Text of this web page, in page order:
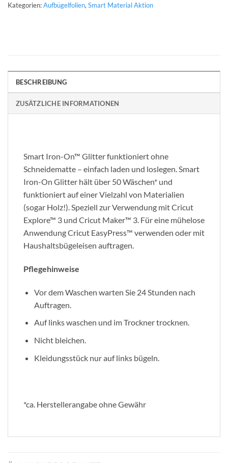
Kategorien:Aufbügelfolien, Smart Material Aktion
BESCHREIBUNG
ZUSÄTZLICHE INFORMATIONEN
Smart Iron-On™ Glitter funktioniert ohne
Schneidematte – einfach laden und loslegen. Smart
Iron-On Glitter hält über 50 Wäschen* und
funktioniert auf einer Vielzahl von Materialien
(sogar Holz!). Speziell zur Verwendung mit Cricut
Explore™ 3 und Cricut Maker™ 3. Für eine mühelose
Anwendung Cricut EasyPress™ verwenden oder mit
Haushaltsbügeleisen auftragen.
Pflegehinweise
Vor dem Waschen warten Sie 24 Stunden nach
Auftragen.
Auf links waschen und im Trockner trocknen.
Nicht bleichen.
Kleidungsstück nur auf links bügeln.
*ca. Herstellerangabe ohne Gewähr